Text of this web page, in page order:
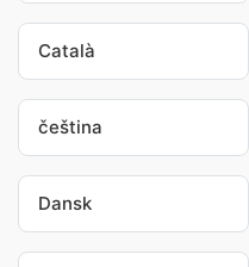
Català
čeština
Dansk